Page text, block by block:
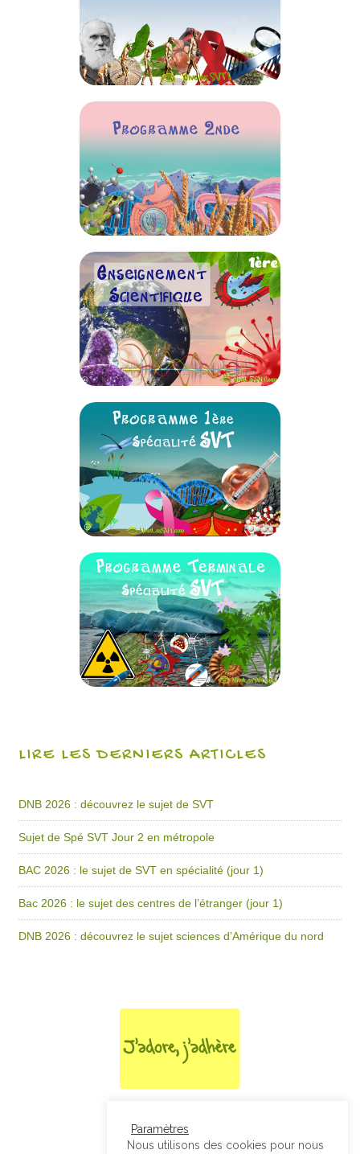
LIRE LES DERNIERS ARTICLES
DNB 2026 : découvrez le sujet de SVT
Sujet de Spé SVT Jour 2 en métropole
BAC 2026 : le sujet de SVT en spécialité (jour 1)
Bac 2026 : le sujet des centres de l’étranger (jour 1)
DNB 2026 : découvrez le sujet sciences d’Amérique du nord
Paramètres
Nous utilisons des cookies pour nous